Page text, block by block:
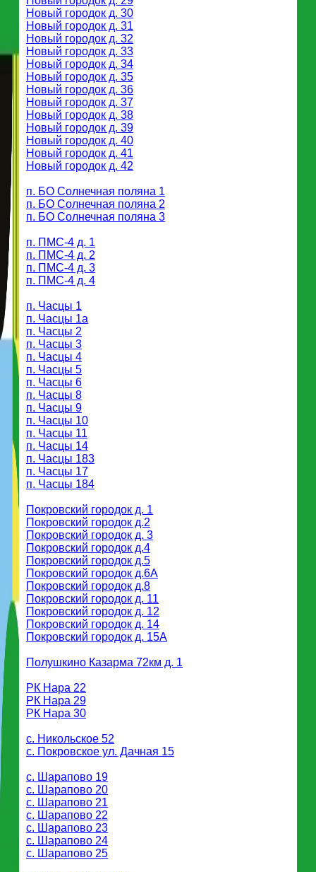
Новый городок д. 30
Новый городок д. 31
Новый городок д. 32
Новый городок д. 33
Новый городок д. 34
Новый городок д. 35
Новый городок д. 36
Новый городок д. 37
Новый городок д. 38
Новый городок д. 39
Новый городок д. 40
Новый городок д. 41
Новый городок д. 42
п. БО Солнечная поляна 1
п. БО Солнечная поляна 2
п. БО Солнечная поляна 3
п. ПМС-4 д. 1
п. ПМС-4 д. 2
п. ПМС-4 д. 3
п. ПМС-4 д. 4
п. Часцы 1
п. Часцы 1a
п. Часцы 2
п. Часцы 3
п. Часцы 4
п. Часцы 5
п. Часцы 6
п. Часцы 8
п. Часцы 9
п. Часцы 10
п. Часцы 11
п. Часцы 14
п. Часцы 183
п. Часцы 17
п. Часцы 184
Покровский городок д. 1
Покровский городок д.2
Покровский городок д. 3
Покровский городок д.4
Покровский городок д.5
Покровский городок д.6A
Покровский городок д.8
Покровский городок д. 11
Покровский городок д. 12
Покровский городок д. 14
Покровский городок д. 15A
Полушкино Казарма 72км д. 1
РК Нара 22
РК Нара 29
РК Нара 30
с. Никольское 52
с. Покровское ул. Дачная 15
с. Шарапово 19
с. Шарапово 20
с. Шарапово 21
с. Шарапово 22
с. Шарапово 23
с. Шарапово 24
с. Шарапово 25